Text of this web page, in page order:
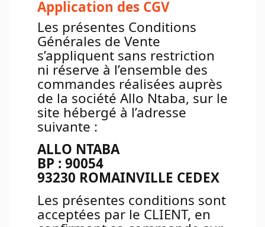
Application des CGV
Les présentes Conditions
Générales de Vente
s’appliquent sans restriction
ni réserve à l’ensemble des
commandes réalisées auprès
de la société Allo Ntaba, sur le
site hébergé à l’adresse
suivante :
ALLO NTABA
BP : 90054
93230 ROMAINVILLE CEDEX
Les présentes conditions sont
acceptées par le CLIENT, en